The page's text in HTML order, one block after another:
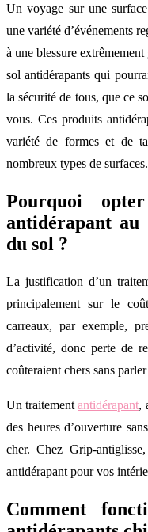
Un voyage sur une
une variété d’événements
à une blessure
sol antidérapants qui
la sécurité de tous, que ce
vous. Ces produits
variété de formes et de
nombreux types de
Pourquoi
antidérapant au
du sol ?
La justification d’un
principalement sur le
carreaux, par exemple,
d’activité, donc perte de
coûteraient chers sans
Un traitementantidérapant,
des heures d’ouverture
cher. Chez Grip-
antidérapant pour vos
Comment